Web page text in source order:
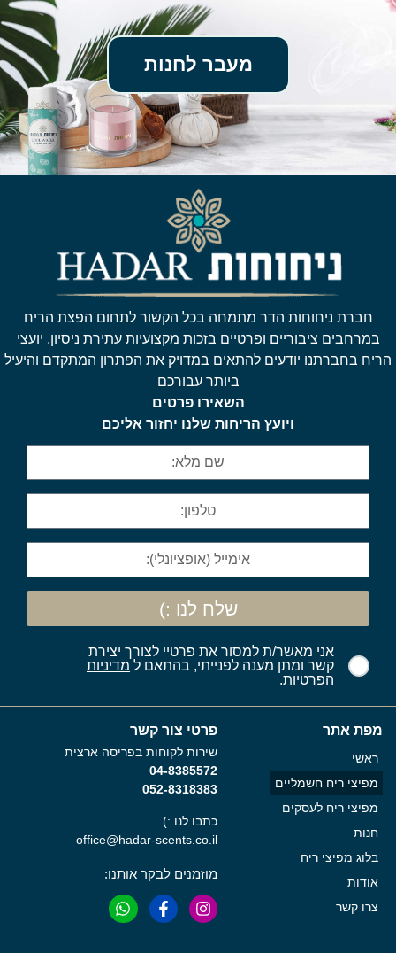
מעבר לחנות
פרטי צור קשר
שירות לקוחות בפריסה ארצית
04-8385572
052-8318383
כתבו לנו :)
office@hadar-scents.co.il
מוזמנים לבקר אותנו:
השאירו פרטים
ויועץ הריחות שלנו יחזור אליכם
אני מאשר/ת למסור את פרטיי לצורך יצירת
קשר ומתן מענה לפנייתי, בהתאם ל מדיניות
הפרטיות.
שלח לנו :)
מפת אתר
ראשי
מפיצי ריח חשמליים
מפיצי ריח לעסקים
חנות
בלוג מפיצי ריח
אודות
צרו קשר
חברת ניחוחות הדר מתמחה בכל הקשור לתחום הפצת הריח
במרחבים ציבוריים ופרטיים בזכות מקצועיות עתירת ניסיון. יועצי
הריח בחברתנו יודעים להתאים במדויק את הפתרון המתקדם והיעיל
ביותר עבורכם